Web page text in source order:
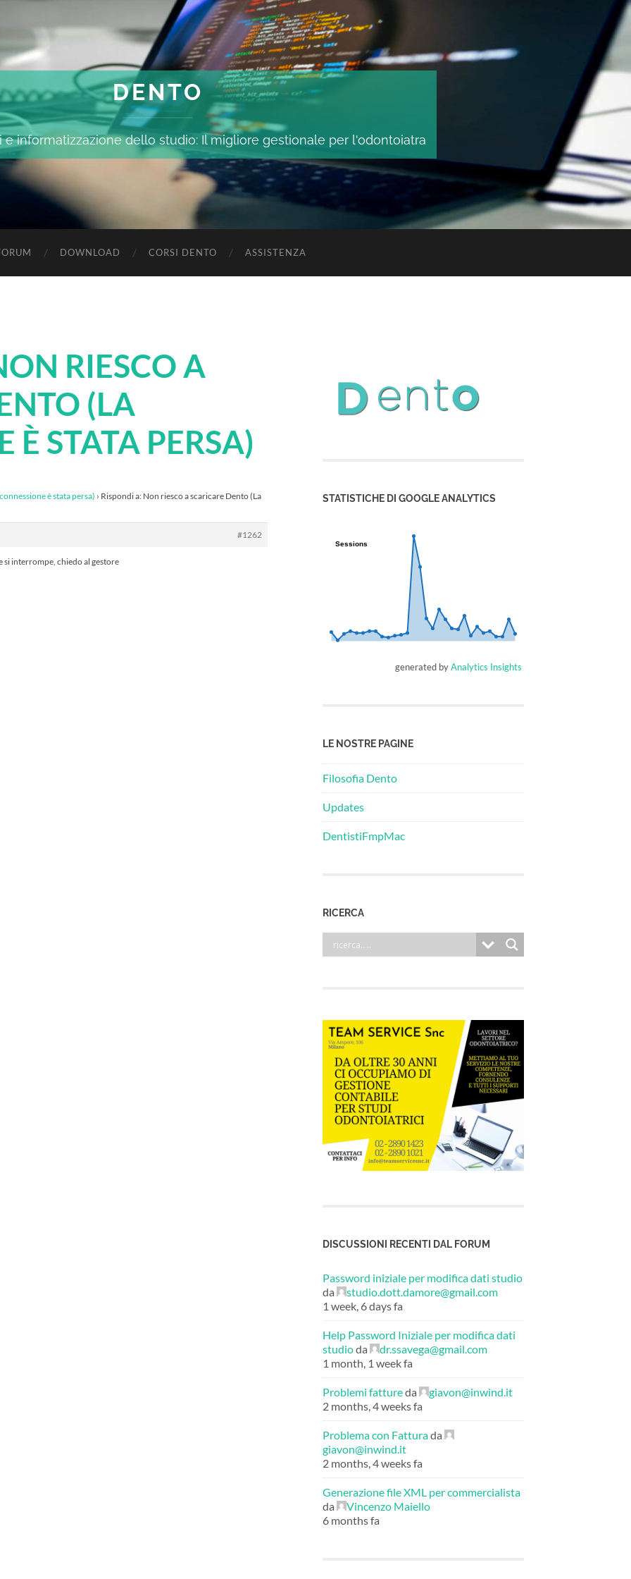
DENTO
e informatizzazione dello studio: Il migliore gestionale per l'odontoiatra
DOWNLOAD CORSI DENTO ASSISTENZA
RIESCO A
(LA
È STATA PERSA)
è stata persa) › Rispondi a: Non riesco a scaricare Dento (La
#1262
si interrompe, chiedo al gestore
STATISTICHE DI GOOGLE ANALYTICS
Sessions
Sessions
generated byAnalytics Insights
LE NOSTRE PAGINE
Filosofia Dento
Updates
DentistiFmpMac
RICERCA
DISCUSSIONI RECENTI DAL FORUM
Password iniziale per modifica dati studio
da
studio.dott.damore@gmail.com
1 week, 6 days fa
Help Password Iniziale per modifica dati
studioda
dr.ssavega@gmail.com
1 month, 1 week fa
Problemi fattureda
giavon@inwind.it
2 months, 4 weeks fa
Problema con Fatturada
giavon@inwind.it
2 months, 4 weeks fa
Generazione file XML per commercialista
da
Vincenzo Maiello
6 months fa